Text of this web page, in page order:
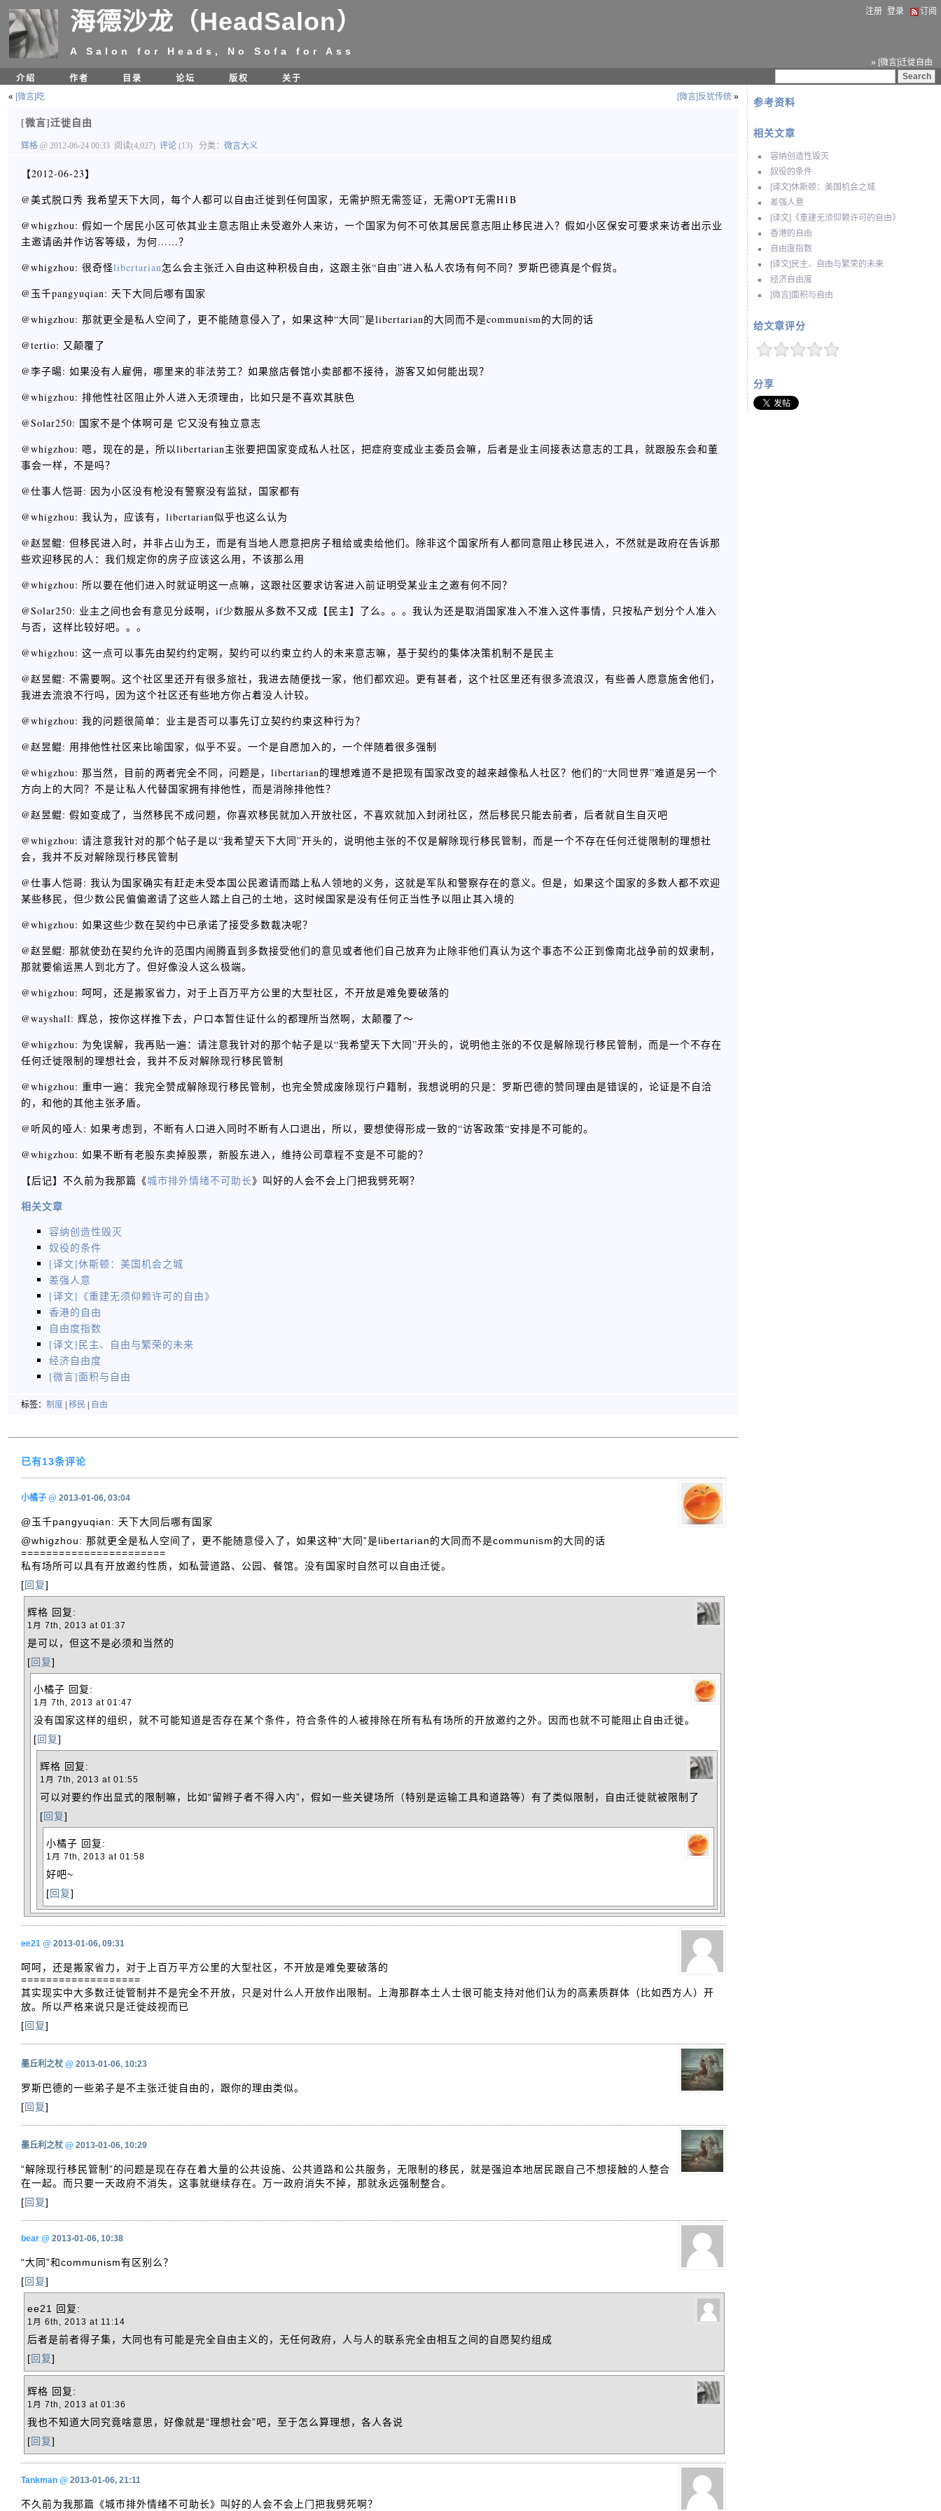
海德沙龙（HeadSalon）
A Salon for Heads, No Sofa for Ass
注册 登录 订阅
» [微言]迁徙自由
介绍
作者 目录 论坛 版权 关于
参考资料
相关文章
容纳创造性毁灭
奴役的条件
[译文]休斯顿：美国机会之城
差强人意
[译文]《重建无须仰赖许可的自由》
香港的自由
自由度指数
[译文]民主、自由与繁荣的未来
经济自由度
[微言]面积与自由
给文章评分
分享
« [微言]吃 [微言]反犹传统 »
[微言]迁徙自由
辉格 @ 2012-06-24 00:33 阅读(4,027) 评论 (13) 分类： 微言大义
【2012-06-23】
@美式脱口秀 我希望天下大同，每个人都可以自由迁徙到任何国家，无需护照无需签证，无需OPT无需H1B
@whigzhou: 假如一个居民小区可依其业主意志阻止未受邀外人来访，一个国家为何不可依其居民意志阻止移民进入？假如小区保安可要求来访者出示业
主邀请函并作访客等级，为何……？
@whigzhou: 很奇怪libertarian怎么会主张迁入自由这种积极自由，这跟主张“自由”进入私人农场有何不同？罗斯巴德真是个假货。
@玉千pangyuqian: 天下大同后哪有国家
@whigzhou: 那就更全是私人空间了，更不能随意侵入了，如果这种“大同”是libertarian的大同而不是communism的大同的话
@tertio: 又颠覆了
@李子暘: 如果没有人雇佣，哪里来的非法劳工？如果旅店餐馆小卖部都不接待，游客又如何能出现？
@whigzhou: 排他性社区阻止外人进入无须理由，比如只是不喜欢其肤色
@Solar250: 国家不是个体啊可是 它又没有独立意志
@whigzhou: 嗯，现在的是，所以libertarian主张要把国家变成私人社区，把症府变成业主委员会嘛，后者是业主间接表达意志的工具，就跟股东会和董
事会一样，不是吗？
@仕事人恺哥: 因为小区没有枪没有警察没有监狱，国家都有
@whigzhou: 我认为，应该有，libertarian似乎也这么认为
@赵昱鲲: 但移民进入时，并非占山为王，而是有当地人愿意把房子租给或卖给他们。除非这个国家所有人都同意阻止移民进入，不然就是政府在告诉那
些欢迎移民的人：我们规定你的房子应该这么用，不该那么用
@whigzhou: 所以要在他们进入时就证明这一点嘛，这跟社区要求访客进入前证明受某业主之邀有何不同？
@Solar250: 业主之间也会有意见分歧啊，if少数服从多数不又成【民主】了么。。。我认为还是取消国家准入不准入这件事情，只按私产划分个人准入
与否，这样比较好吧。。。
@whigzhou: 这一点可以事先由契约约定啊，契约可以约束立约人的未来意志嘛，基于契约的集体决策机制不是民主
@赵昱鲲: 不需要啊。这个社区里还开有很多旅社，我进去随便找一家，他们都欢迎。更有甚者，这个社区里还有很多流浪汉，有些善人愿意施舍他们，
我进去流浪不行吗，因为这个社区还有些地方你占着没人计较。
@whigzhou: 我的问题很简单：业主是否可以事先订立契约约束这种行为？
@赵昱鲲: 用排他性社区来比喻国家，似乎不妥。一个是自愿加入的，一个伴随着很多强制
@whigzhou: 那当然，目前的两者完全不同，问题是，libertarian的理想难道不是把现有国家改变的越来越像私人社区？他们的“大同世界”难道是另一个
方向上的大同？不是让私人代替国家拥有排他性，而是消除排他性？
@赵昱鲲: 假如变成了，当然移民不成问题，你喜欢移民就加入开放社区，不喜欢就加入封闭社区，然后移民只能去前者，后者就自生自灭吧
@whigzhou: 请注意我针对的那个帖子是以“我希望天下大同”开头的，说明他主张的不仅是解除现行移民管制，而是一个不存在任何迁徙限制的理想社
会，我并不反对解除现行移民管制
@仕事人恺哥: 我认为国家确实有赶走未受本国公民邀请而踏上私人领地的义务，这就是军队和警察存在的意义。但是，如果这个国家的多数人都不欢迎
某些移民，但少数公民偏偏邀请了这些人踏上自己的土地，这时候国家是没有任何正当性予以阻止其入境的
@whigzhou: 如果这些少数在契约中已承诺了接受多数裁决呢？
@赵昱鲲: 那就使劲在契约允许的范围内闹腾直到多数接受他们的意见或者他们自己放弃为止除非他们真认为这个事态不公正到像南北战争前的奴隶制，
那就要偷运黑人到北方了。但好像没人这么极端。
@whigzhou: 呵呵，还是搬家省力，对于上百万平方公里的大型社区，不开放是难免要破落的
@wayshall: 辉总，按你这样推下去，户口本暂住证什么的都理所当然啊，太颠覆了～
@whigzhou: 为免误解，我再贴一遍：请注意我针对的那个帖子是以“我希望天下大同”开头的，说明他主张的不仅是解除现行移民管制，而是一个不存在
任何迁徙限制的理想社会，我并不反对解除现行移民管制
@whigzhou: 重申一遍：我完全赞成解除现行移民管制，也完全赞成废除现行户籍制，我想说明的只是：罗斯巴德的赞同理由是错误的，论证是不自洽
的，和他的其他主张矛盾。
@听风的哑人: 如果考虑到，不断有人口进入同时不断有人口退出，所以，要想使得形成一致的“访客政策“安排是不可能的。
@whigzhou: 如果不断有老股东卖掉股票，新股东进入，维持公司章程不变是不可能的？
【后记】不久前为我那篇《城市排外情绪不可助长》叫好的人会不会上门把我劈死啊？
相关文章
容纳创造性毁灭
奴役的条件
[译文]休斯顿：美国机会之城
差强人意
[译文]《重建无须仰赖许可的自由》
香港的自由
自由度指数
[译文]民主、自由与繁荣的未来
经济自由度
[微言]面积与自由
标签： 制度 移民 自由
已有13条评论
小橘子 @ 2013-01-06, 03:04
@玉千pangyuqian: 天下大同后哪有国家
@whigzhou: 那就更全是私人空间了，更不能随意侵入了，如果这种“大同”是libertarian的大同而不是communism的大同的话
=======================
私有场所可以具有开放邀约性质，如私营道路、公园、餐馆。没有国家时自然可以自由迁徙。
[回复]
辉格 回复:
1月 7th, 2013 at 01:37
是可以，但这不是必须和当然的
[回复]
小橘子 回复:
1月 7th, 2013 at 01:47
没有国家这样的组织，就不可能知道是否存在某个条件，符合条件的人被排除在所有私有场所的开放邀约之外。因而也就不可能阻止自由迁徙。
[回复]
辉格 回复:
1月 7th, 2013 at 01:55
可以对要约作出显式的限制嘛，比如“留辫子者不得入内”，假如一些关键场所（特别是运输工具和道路等）有了类似限制，自由迁徙就被限制了
[回复]
小橘子 回复:
1月 7th, 2013 at 01:58
好吧~
[回复]
ee21 @ 2013-01-06, 09:31
呵呵，还是搬家省力，对于上百万平方公里的大型社区，不开放是难免要破落的
===================
其实现实中大多数迁徙管制并不是完全不开放，只是对什么人开放作出限制。上海那群本土人士很可能支持对他们认为的高素质群体（比如西方人）开
放。所以严格来说只是迁徙歧视而已
[回复]
墨丘利之杖 @ 2013-01-06, 10:23
罗斯巴德的一些弟子是不主张迁徙自由的，跟你的理由类似。
[回复]
墨丘利之杖 @ 2013-01-06, 10:29
“解除现行移民管制”的问题是现在存在着大量的公共设施、公共道路和公共服务，无限制的移民，就是强迫本地居民跟自己不想接触的人整合
在一起。而只要一天政府不消失，这事就继续存在。万一政府消失不掉，那就永远强制整合。
[回复]
bear @ 2013-01-06, 10:38
“大同”和communism有区别么？
[回复]
ee21 回复:
1月 6th, 2013 at 11:14
后者是前者得子集，大同也有可能是完全自由主义的，无任何政府，人与人的联系完全由相互之间的自愿契约组成
[回复]
辉格 回复:
1月 7th, 2013 at 01:36
我也不知道大同究竟啥意思，好像就是“理想社会”吧，至于怎么算理想，各人各说
[回复]
Tankman @ 2013-01-06, 21:11
不久前为我那篇《城市排外情绪不可助长》叫好的人会不会上门把我劈死啊？